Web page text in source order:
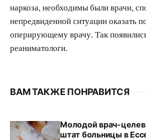
наркоза, необходимы были врачи,
непредвиденной ситуации оказать
оперирующему врачу. Так
реаниматологи.
ВАМ ТАКЖЕ ПОНРАВИТСЯ
Молодой врач-
штат больницы в